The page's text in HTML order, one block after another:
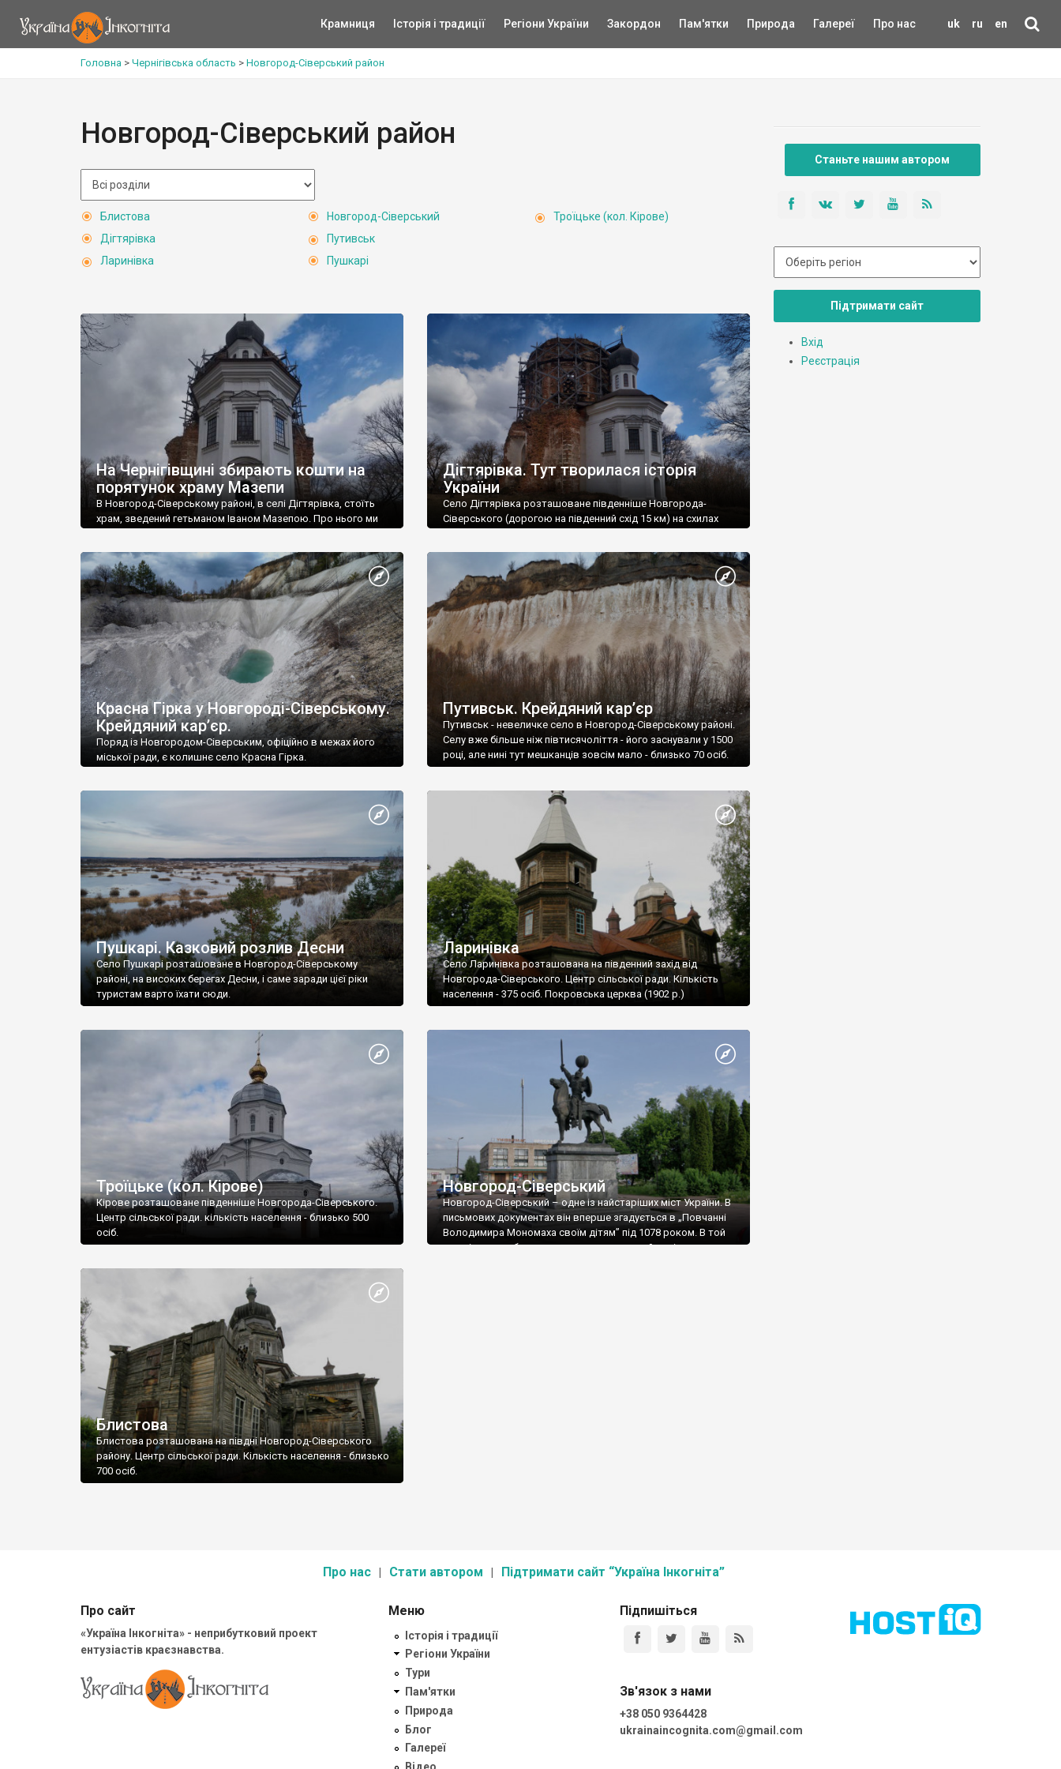
uk ru en
Крамниця Історія і традиції Регіони України Закордон Пам'ятки Природа Галереї Про нас
Головна > Чернігівська область > Новгород-Сіверський район
Новгород-Сіверський район
Блистова
Дігтярівка
Ларинівка
Новгород-Сіверський
Путивськ
Пушкарі
Троїцьке (кол. Кірове)
На Чернігівщині збирають кошти на
порятунок храму Мазепи
В Новгород-Сіверському районі, в селі Дігтярівка, стоїть
храм, зведений гетьманом Іваном Мазепою. Про нього ми
Спадщина.UA розпочав збір коштів на відновлення покрівлі
храму. Першим етапом стане покриття металевим дахом
куполу відреставрованої частини храму. У 2011-2013 рр.
зусиллями благодійників […]
Дігтярівка. Тут творилася історія
України
Село Дігтярівка розташоване південніше Новгорода-
Сіверського (дорогою на південний схід 15 км) на схилах
Красна Гірка у Новгороді-Сіверському.
Крейдяний кар’єр.
Поряд із Новгородом-Сіверським, офіційно в межах його
міської ради, є колишнє село Красна Гірка.
Путивськ. Крейдяний кар’єр
Путивськ - невеличке село в Новгород-Сіверському районі.
Селу вже більше ніж півтисячоліття - його заснували у 1500
році, але нині тут мешканців зовсім мало - близько 70 осіб.
Пушкарі. Казковий розлив Десни
Село Пушкарі розташоване в Новгород-Сіверському
районі, на високих берегах Десни, і саме заради цієї ріки
туристам варто їхати сюди.
Ларинівка
Село Ларинівка розташована на південний захід від
Новгорода-Сіверського. Центр сільської ради. Кількість
населення - 375 осіб. Покровська церква (1902 р.)
Троїцьке (кол. Кірове)
Кірове розташоване південніше Новгорода-Сіверського.
Центр сільської ради. кількість населення - близько 500
осіб.
Новгород-Сіверський
Новгород-Сіверський – одне із найстаріших міст України. В
письмових документах він вперше згадується в „Повчанні
Володимира Мономаха своїм дітям” під 1078 роком. В той
час місто вже було досить великим, тому ймовірно
Блистова
Блистова розташована на півдні Новгород-Сіверського
району. Центр сільської ради. Кількість населення - близько
700 осіб.
Станьте нашим автором
Підтримати сайт
Вхід
Реєстрація
Про нас Стати автором Підтримати сайт “Україна Інкогніта”
Про сайт
«Україна Інкогніта» - неприбутковий проект
ентузіастів краєзнавства.
Меню
Історія і традиції
Регіони України
Тури
Пам'ятки
Природа
Блог
Галереї
Підпишіться
Зв'язок з нами
+38 050 9364428
ukrainaincognita.com@gmail.com